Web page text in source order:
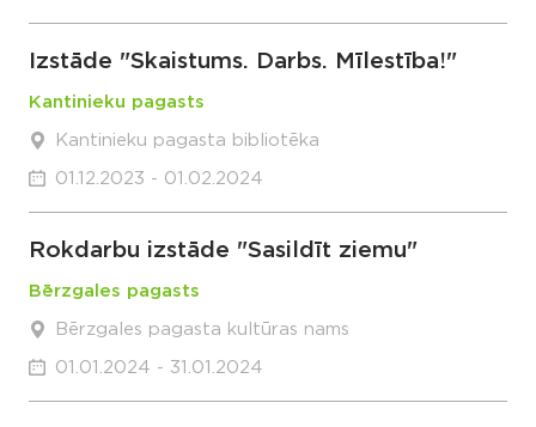
Izstāde "Skaistums. Darbs. Mīlestība!"
Kantinieku pagasts
Kantinieku pagasta bibliotēka
01.12.2023 - 01.02.2024
Rokdarbu izstāde "Sasildīt ziemu"
Bērzgales pagasts
Bērzgales pagasta kultūras nams
01.01.2024 - 31.01.2024